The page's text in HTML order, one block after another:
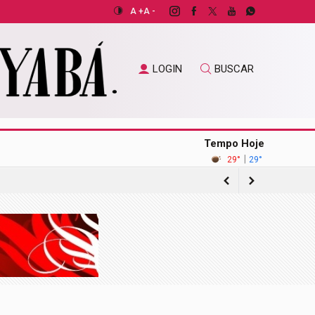
A +A -
LOGIN BUSCAR
Tempo Hoje
29° | 29°
sobre acordo com operadora de